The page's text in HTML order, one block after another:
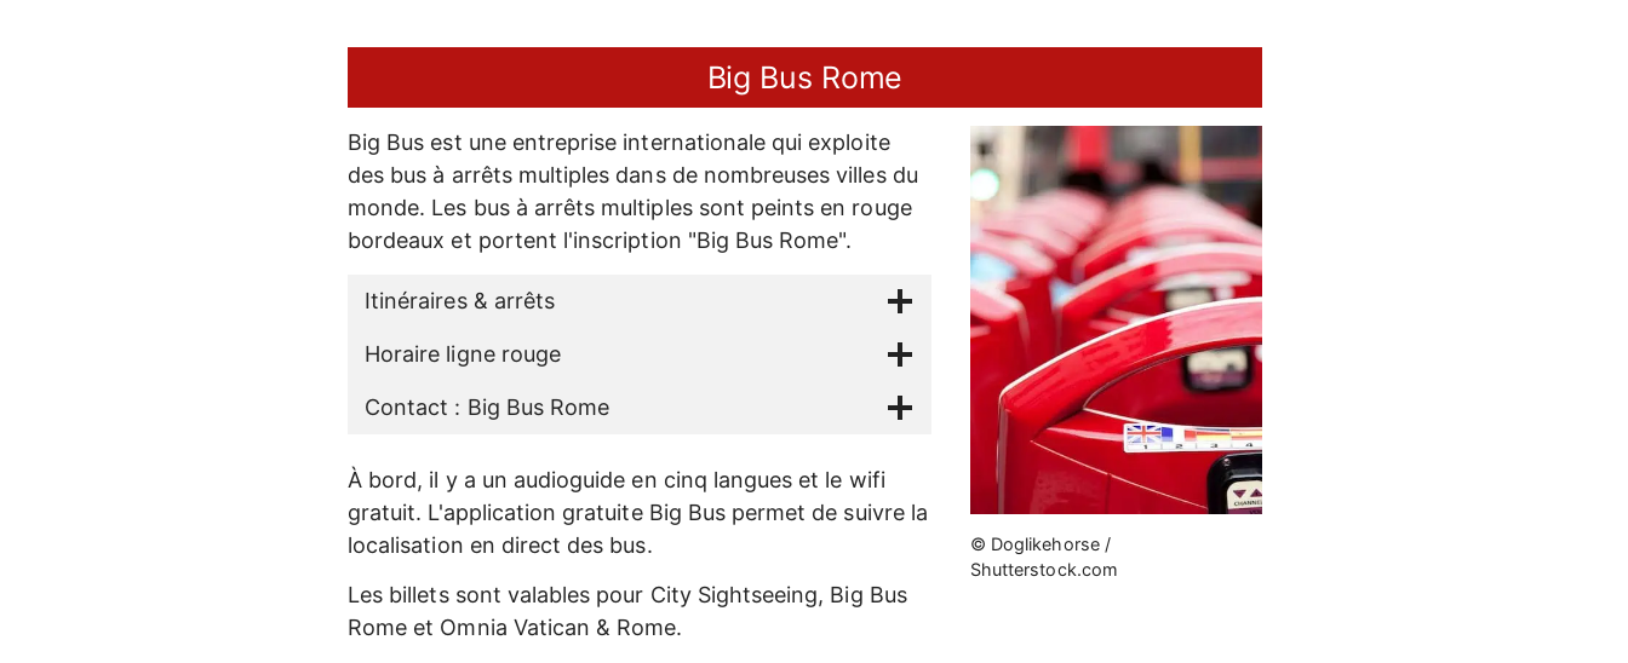
Big Bus Rome
Big Bus est une entreprise internationale qui exploite
des bus à arrêts multiples dans de nombreuses villes du
monde. Les bus à arrêts multiples sont peints en rouge
bordeaux et portent l'inscription "Big Bus Rome".
Itinéraires & arrêts
Horaire ligne rouge
Contact : Big Bus Rome
À bord, il y a un audioguide en cinq langues et le wifi
gratuit. L'application gratuite Big Bus permet de suivre la
localisation en direct des bus.
Les billets sont valables pour City Sightseeing, Big Bus
Rome et Omnia Vatican & Rome.
© Doglikehorse /
Shutterstock.com